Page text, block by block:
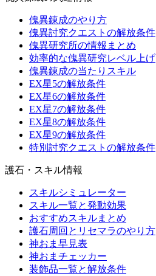
傀異錬成のやり方
傀異討究クエストの解放条件
傀異研究所の情報まとめ
効率的な傀異研究レベル上げ
傀異錬成の当たりスキル
EX星5の解放条件
EX星6の解放条件
EX星7の解放条件
EX星8の解放条件
EX星9の解放条件
特別討究クエストの解放条件
護石・スキル情報
スキルシミュレーター
スキル一覧と発動効果
おすすめスキルまとめ
護石周回とリセマラのやり方
神おま早見表
神おまチェッカー
装飾品一覧と解放条件